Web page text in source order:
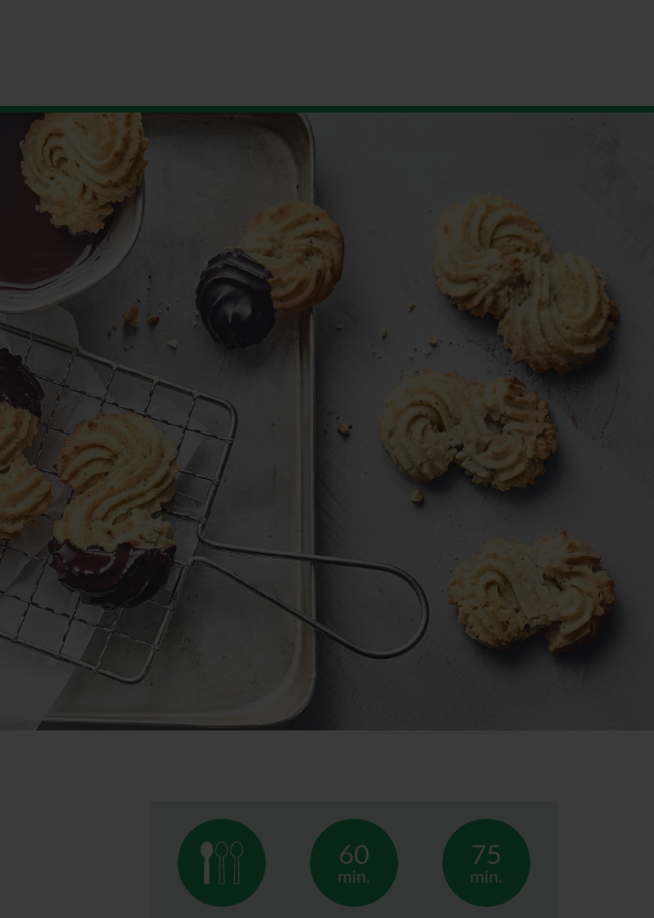
60
min.
75
min.